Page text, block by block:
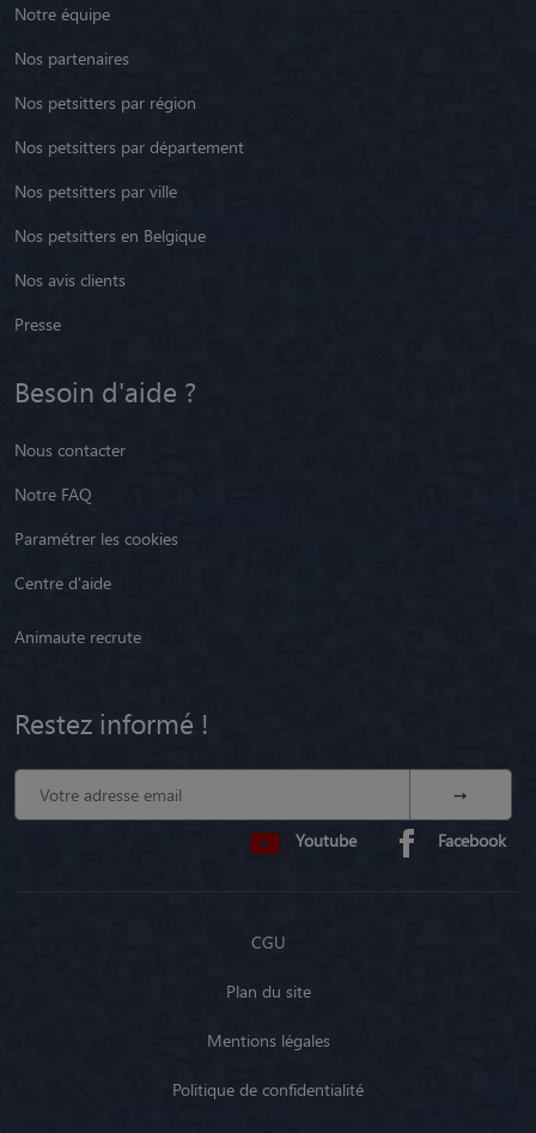
Notre équipe
Nos partenaires
Nos petsitters par région
Nos petsitters par département
Nos petsitters par ville
Nos petsitters en Belgique
Nos avis clients
Presse
Besoin d'aide ?
Nous contacter
Notre FAQ
Paramétrer les cookies
Centre d'aide
Animaute recrute
Restez informé !
Youtube Facebook
CGU
Plan du site
Mentions légales
Politique de confidentialité